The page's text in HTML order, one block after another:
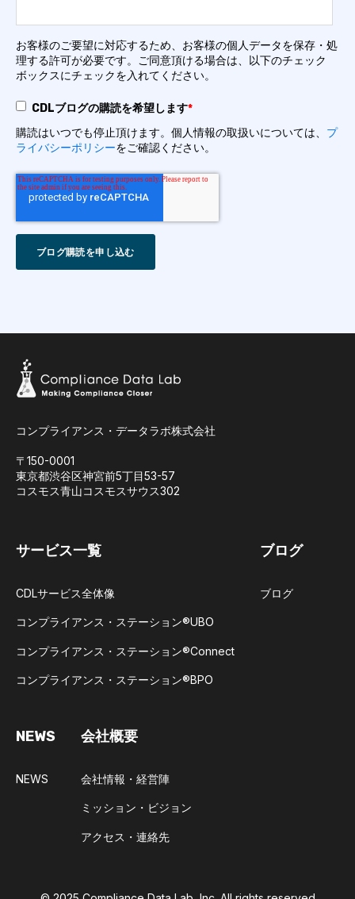
お客様のご要望に対応するため、お客様の個人データを保存・処
理する許可が必要です。ご同意頂ける場合は、以下のチェック
ボックスにチェックを入れてください。
CDLブログの購読を希望します*
購読はいつでも停止頂けます。個人情報の取扱いについては、 プ
ライバシーポリシーをご確認ください。
コンプライアンス・データラボ株式会社
〒150-0001
東京都渋谷区神宮前5丁目53-57
コスモス青山コスモスサウス302
サービス一覧
CDLサービス全体像
コンプライアンス・ステーション®UBO​
コンプライアンス・ステーション®Connect​
コンプライアンス・ステーション®BPO​
ブログ
ブログ
NEWS
NEWS
会社概要
会社情報・経営陣
ミッション・ビジョン
アクセス・連絡先